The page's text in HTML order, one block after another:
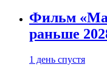
Фильм
раньше
1 день спустя